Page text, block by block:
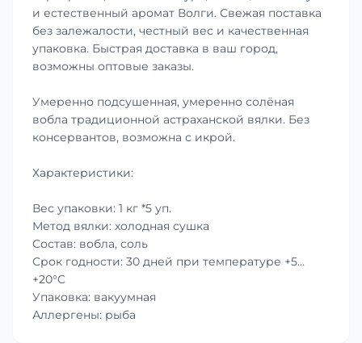
и естественный аромат Волги. Свежая поставка
без залежалости, честный вес и качественная
упаковка. Быстрая доставка в ваш город,
возможны оптовые заказы.
Умеренно подсушенная, умеренно солёная
вобла традиционной астраханской вялки. Без
консервантов, возможна с икрой.
Характеристики:
Вес упаковки: 1 кг *5 уп.
Метод вялки: холодная сушка
Состав: вобла, соль
Срок годности: 30 дней при температуре +5…
+20°C
Упаковка: вакуумная
Аллергены: рыба